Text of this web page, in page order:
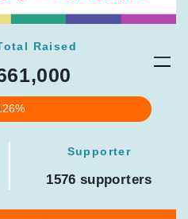
Raised
Supporter
1576 supporters